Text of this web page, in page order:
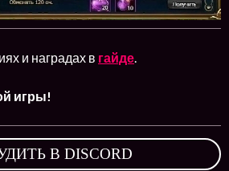
и наградах в гайде.
игры!
В DISCORD